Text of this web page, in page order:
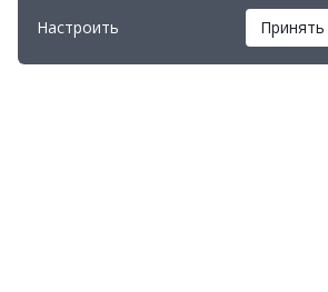
Настроить
Принять